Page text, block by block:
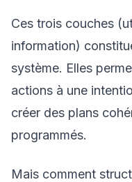
Ces trois couches
information)
système. Elles
actions à une
créer des plans
programmés.
Mais comment